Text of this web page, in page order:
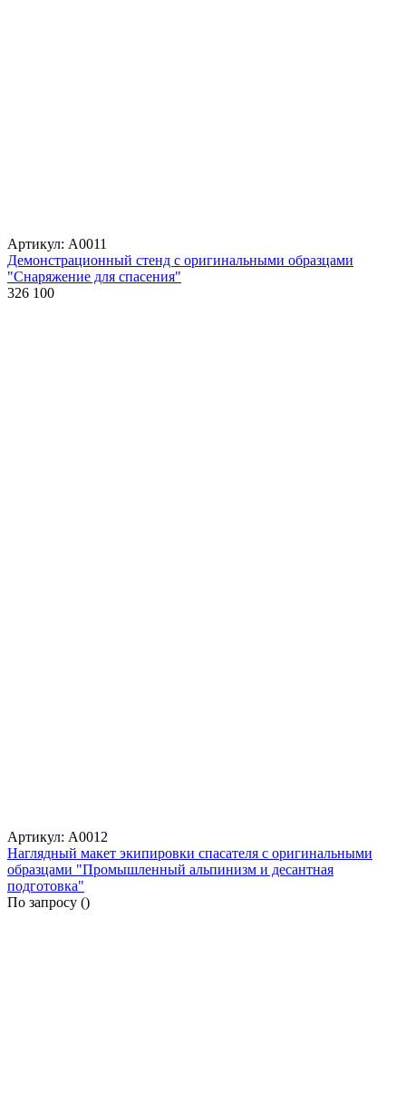
Артикул: А0011
Демонстрационный стенд с оригинальными образцами
"Снаряжение для спасения"
326 100
Артикул: А0012
Наглядный макет экипировки спасателя с оригинальными
образцами "Промышленный альпинизм и десантная
подготовка"
По запросу ()